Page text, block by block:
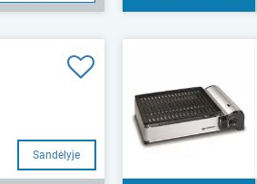
Sandėlyje